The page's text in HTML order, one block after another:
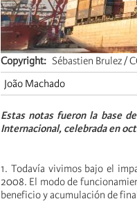
Copyright
Sébastien Brulez /
João Machado
Estas notas fueron la base
Internacional, celebrada en
1. Todavía vivimos bajo el
2008. El modo de
beneficio y acumulación de